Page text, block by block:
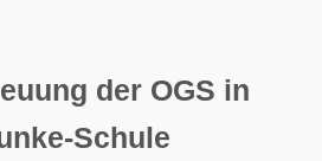
der OGS in
Schule